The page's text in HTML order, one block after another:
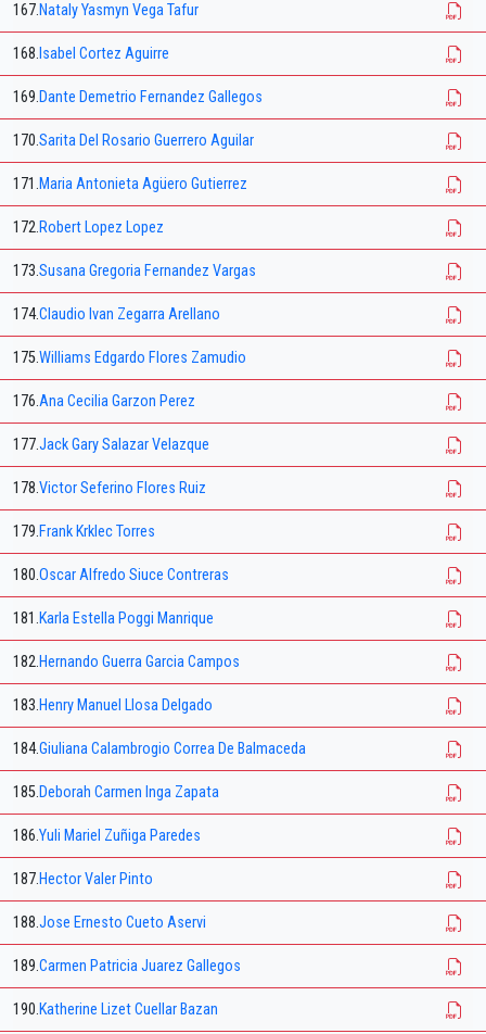
167.Nataly Yasmyn Vega Tafur
168. Isabel Cortez Aguirre
169.Dante Demetrio Fernandez Gallegos
170.Sarita Del Rosario Guerrero Aguilar
171.Maria Antonieta Agüero Gutierrez
172.Robert Lopez Lopez
173.Susana Gregoria Fernandez Vargas
174.Claudio Ivan Zegarra Arellano
175.Williams Edgardo Flores Zamudio
176.Ana Cecilia Garzon Perez
177.Jack Gary Salazar Velazque
178.Victor Seferino Flores Ruiz
179.Frank Krklec Torres
180.Oscar Alfredo Siuce Contreras
181.Karla Estella Poggi Manrique
182.Hernando Guerra Garcia Campos
183.Henry Manuel Llosa Delgado
184.Giuliana Calambrogio Correa De Balmaceda
185.Deborah Carmen Inga Zapata
186.Yuli Mariel Zuñiga Paredes
187.Hector Valer Pinto
188.Jose Ernesto Cueto Aservi
189.Carmen Patricia Juarez Gallegos
190.Katherine Lizet Cuellar Bazan